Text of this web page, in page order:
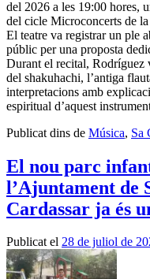
del 2026 a les 19:00 hores,
del cicle Microconcerts de
El teatre va registrar un ple
públic per una proposta
Durant el recital, Rodríguez
del shakuhachi, l’antiga
interpretacions amb
espiritual d’aquest
Publicat dins de Música, Sa
El nou parc
l’Ajuntament de
Cardassar ja és
Publicat el 28 de juliol de